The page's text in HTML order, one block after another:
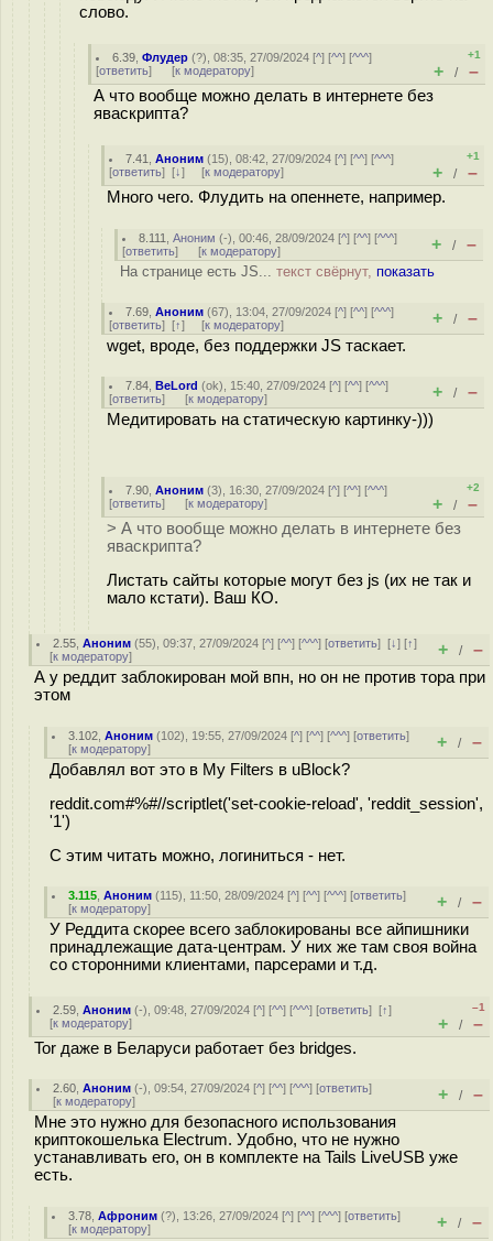
слово.
6.39 ,Флудер (?), 08:35, 27/09/2024 [^] [^^] [^^^]
[ответить] [к модератору]
+1
+ / –
А что вообще можно делать в интернете без
яваскрипта?
7.41 ,Аноним (15), 08:42, 27/09/2024 [^] [^^] [^^^]
[ответить] [↓] [к модератору]
+1
+ / –
Много чего. Флудить на опеннете, например.
8.111 ,Аноним (-), 00:46, 28/09/2024 [^] [^^] [^^^]
[ответить] [к модератору] + / –
На странице есть JS... текст свёрнут, показать
7.69 ,Аноним (67), 13:04, 27/09/2024 [^] [^^] [^^^]
[ответить] [↑] [к модератору] + / –
wget, вроде, без поддержки JS таскает.
7.84 ,BeLord (ok), 15:40, 27/09/2024 [^] [^^] [^^^]
[ответить] [к модератору] + / –
Медитировать на статическую картинку-)))
7.90 ,Аноним (3), 16:30, 27/09/2024 [^] [^^] [^^^]
[ответить] [к модератору]
+2
+ / –
> А что вообще можно делать в интернете без
яваскрипта?
Листать сайты которые могут без js (их не так и
мало кстати). Ваш КО.
2.55 ,Аноним (55), 09:37, 27/09/2024 [^] [^^] [^^^] [ответить][↓] [↑]
[к модератору] + / –
А у реддит заблокирован мой впн, но он не против тора при
этом
3.102 ,Аноним (102), 19:55, 27/09/2024 [^] [^^] [^^^] [ответить]
[к модератору] + / –
Добавлял вот это в My Filters в uBlock?
reddit.com#%#//scriptlet('set-cookie-reload', 'reddit_session',
'1')
С этим читать можно, логиниться - нет.
3.115 ,Аноним (115), 11:50, 28/09/2024 [^] [^^] [^^^] [ответить]
[к модератору] + / –
У Реддита скорее всего заблокированы все айпишники
принадлежащие дата-центрам. У них же там своя война
со сторонними клиентами, парсерами и т.д.
2.59 ,Аноним (-), 09:48, 27/09/2024 [^] [^^] [^^^] [ответить][↑]
[к модератору]
–1
+ / –
Tor даже в Беларуси работает без bridges.
2.60 ,Аноним (-), 09:54, 27/09/2024 [^] [^^] [^^^] [ответить]
[к модератору] + / –
Мне это нужно для безопасного использования
криптокошелька Electrum. Удобно, что не нужно
устанавливать его, он в комплекте на Tails LiveUSB уже
есть.
3.78 ,Афроним (?), 13:26, 27/09/2024 [^] [^^] [^^^] [ответить]
[к модератору] + / –